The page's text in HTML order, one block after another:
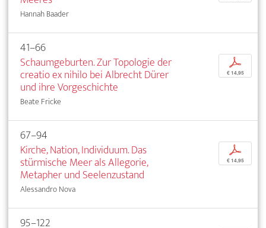
Hannah Baader
41–66
Schaumgeburten. Zur Topologie der
creatio ex nihilo bei Albrecht Dürer
und ihre Vorgeschichte
Beate Fricke
p
€ 14,95
67–94
Kirche, Nation, Individuum. Das
stürmische Meer als Allegorie,
Metapher und Seelenzustand
Alessandro Nova
p
€ 14,95
95–122